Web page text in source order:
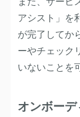
アシスト」を
が完了してか
ーやチェック
いないことを
オンボー